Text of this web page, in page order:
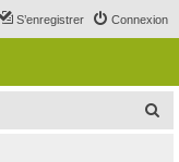
Connexion
S’enregistrer